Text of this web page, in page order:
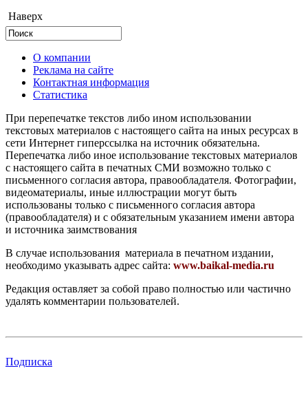
Наверх
О компании
Реклама на сайте
Контактная информация
Статистика
При перепечатке текстов либо ином использовании
текстовых материалов с настоящего сайта на иных ресурсах в
сети Интернет гиперссылка на источник обязательна.
Перепечатка либо иное использование текстовых материалов
с настоящего сайта в печатных СМИ возможно только с
письменного согласия автора, правообладателя. Фотографии,
видеоматериалы, иные иллюстрации могут быть
использованы только с письменного согласия автора
(правообладателя) и с обязательным указанием имени автора
и источника заимствования
В случае использования материала в печатном издании,
необходимо указывать адрес сайта: www.baikal-media.ru
Редакция оставляет за собой право полностью или частично
удалять комментарии пользователей.
Подписка